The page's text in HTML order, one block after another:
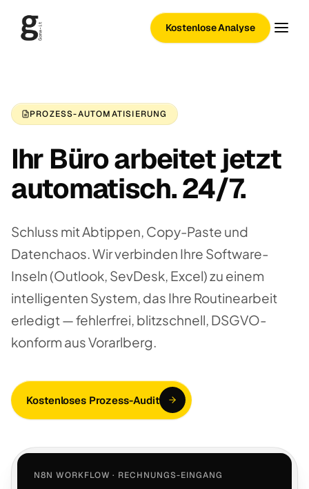
Kostenlose Analyse
PROZESS-AUTOMATISIERUNG
Ihr Büro arbeitet jetzt
automatisch. 24/7.
Schluss mit Abtippen, Copy-Paste und
Datenchaos. Wir verbinden Ihre Software-
Inseln (Outlook, SevDesk, Excel) zu einem
intelligenten System, das Ihre Routinearbeit
erledigt — fehlerfrei, blitzschnell, DSGVO-
konform aus Vorarlberg.
Kostenloses Prozess-Audit
N8N WORKFLOW · RECHNUNGS-EINGANG